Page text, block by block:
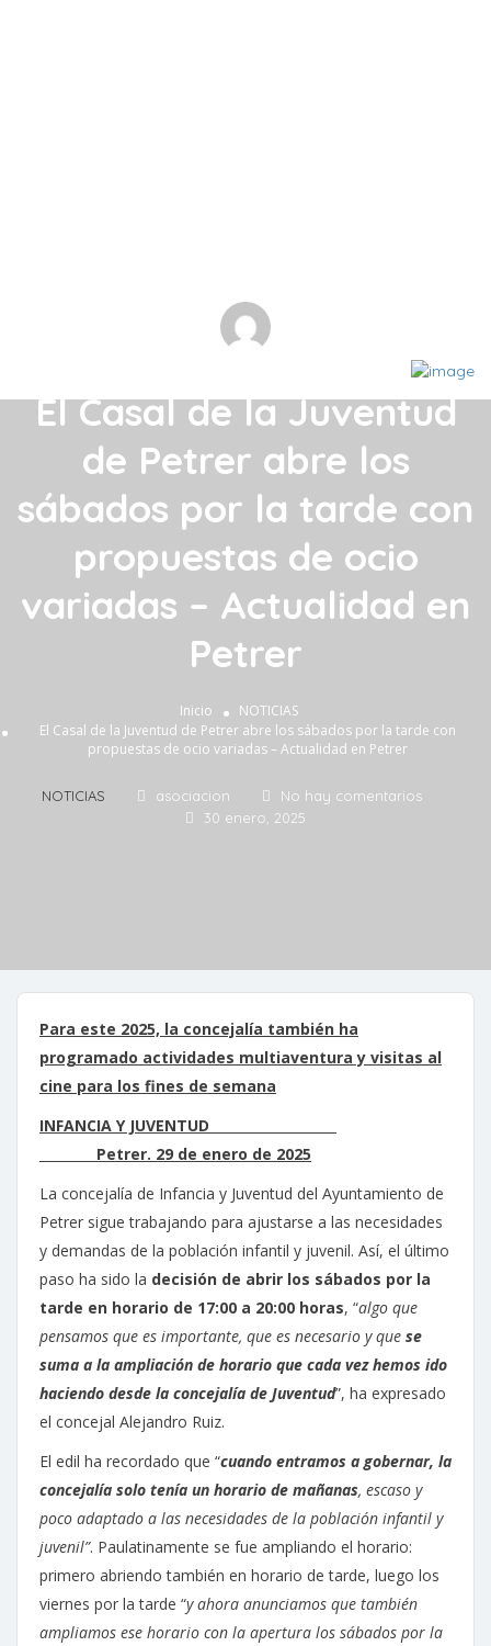
El Casal de la Juventud
de Petrer abre los
sábados por la tarde con
propuestas de ocio
variadas – Actualidad en
Petrer
Inicio
NOTICIAS
El Casal de la Juventud de Petrer abre los sábados por la tarde con
propuestas de ocio variadas – Actualidad en Petrer
NOTICIAS asociacion
No hay comentarios
30 enero, 2025
Para este 2025, la concejalía también ha
programado actividades multiaventura y visitas al
cine para los fines de semana
INFANCIA Y JUVENTUD
Petrer. 29 de enero de 2025
La concejalía de Infancia y Juventud del Ayuntamiento de
Petrer sigue trabajando para ajustarse a las necesidades
y demandas de la población infantil y juvenil. Así, el último
paso ha sido la decisión de abrir los sábados por la
tarde en horario de 17:00 a 20:00 horas, “algo que
pensamos que es importante, que es necesario y que se
suma a la ampliación de horario que cada vez hemos ido
haciendo desde la concejalía de Juventud”, ha expresado
el concejal Alejandro Ruiz.
El edil ha recordado que “cuando entramos a gobernar, la
concejalía solo tenía un horario de mañanas, escaso y
poco adaptado a las necesidades de la población infantil y
juvenil”. Paulatinamente se fue ampliando el horario:
primero abriendo también en horario de tarde, luego los
viernes por la tarde “y ahora anunciamos que también
ampliamos ese horario con la apertura los sábados por la